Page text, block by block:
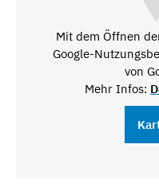
Mit dem Öffnen
Google-
von
Mehr Infos: